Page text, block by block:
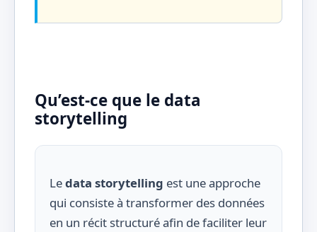
Qu’est-ce que le data
storytelling
Ledata storytelling est une approche
qui consiste à transformer des données
en un récit structuré afin de faciliter leur